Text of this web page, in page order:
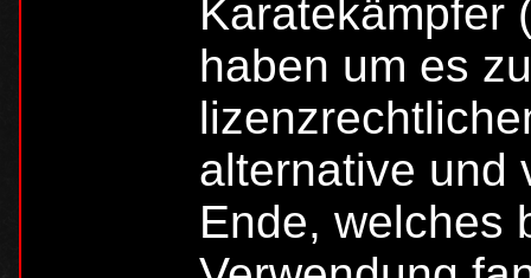
Karatekämpfer
haben um es
alternative und
Ende, welches